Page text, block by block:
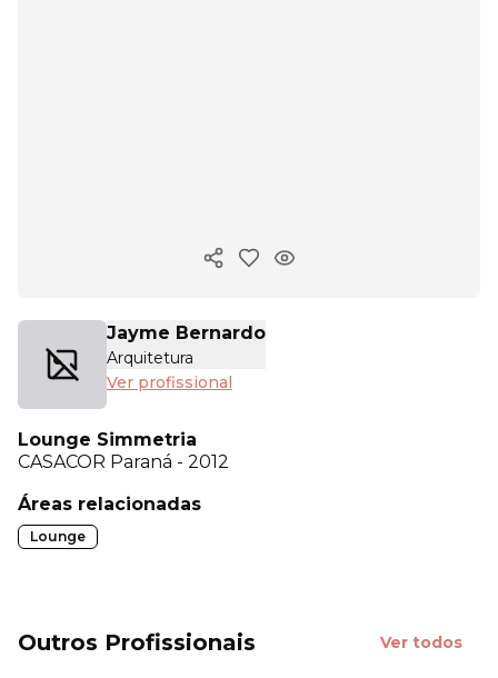
Copiar link
Jayme Bernardo
Arquitetura
Ver profissional
Lounge Simmetria
CASACOR Paraná - 2012
Áreas relacionadas
Lounge
Outros Profissionais Ver todos